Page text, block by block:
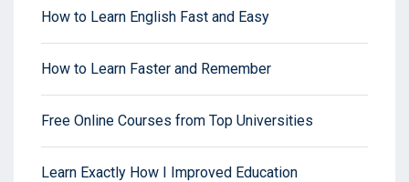
How to Learn English Fast and Easy
How to Learn Faster and Remember
Free Online Courses from Top Universities
Learn Exactly How I Improved Education